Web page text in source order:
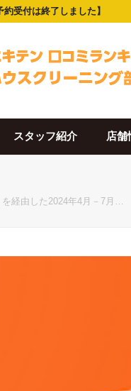
受付は終了しました】
スタッフ紹介 店舗
を経由した2024年4月－7月…